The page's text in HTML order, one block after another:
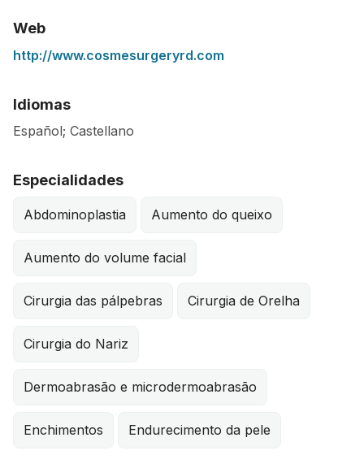
Web
http://www.cosmesurgeryrd.com
Idiomas
Español; Castellano
Especialidades
Abdominoplastia Aumento do queixo
Aumento do volume facial
Cirurgia das pálpebras Cirurgia de Orelha
Cirurgia do Nariz
Dermoabrasão e microdermoabrasão
Enchimentos Endurecimento da pele